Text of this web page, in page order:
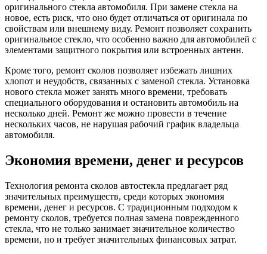
оригинального стекла автомобиля. При замене стекла на
новое, есть риск, что оно будет отличаться от оригинала по
свойствам или внешнему виду. Ремонт позволяет сохранить
оригинальное стекло, что особенно важно для автомобилей с
элементами защитного покрытия или встроенных антенн.
Кроме того, ремонт сколов позволяет избежать лишних
хлопот и неудобств, связанных с заменой стекла. Установка
нового стекла может занять много времени, требовать
специального оборудования и остановить автомобиль на
несколько дней. Ремонт же можно провести в течение
нескольких часов, не нарушая рабочий график владельца
автомобиля.
Экономия времени, денег и ресурсов
Технология ремонта сколов автостекла предлагает ряд
значительных преимуществ, среди которых экономия
времени, денег и ресурсов. С традиционным подходом к
ремонту сколов, требуется полная замена поврежденного
стекла, что не только занимает значительное количество
времени, но и требует значительных финансовых затрат.